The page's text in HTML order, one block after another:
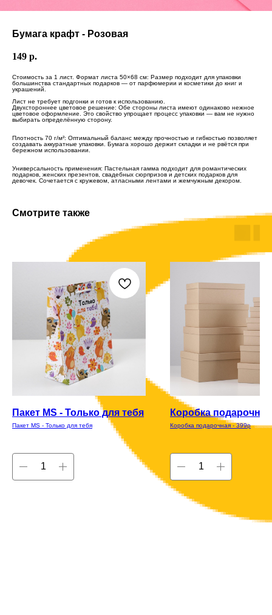
Бумага крафт - Розовая
149 р.
Стоимость за 1 лист. Формат листа 50×68 см: Размер подходит для упаковки
большинства стандартных подарков — от парфюмерии и косметики до книг и
украшений.
Лист не требует подгонки и готов к использованию.
Двухстороннее цветовое решение: Обе стороны листа имеют одинаково нежное
цветовое оформление. Это свойство упрощает процесс упаковки — вам не нужно
выбирать определённую сторону.
Плотность 70 г/м²: Оптимальный баланс между прочностью и гибкостью позволяет
создавать аккуратные упаковки. Бумага хорошо держит складки и не рвётся при
бережном использовании.
Универсальность применения: Пастельная гамма подходит для романтических
подарков, женских презентов, свадебных сюрпризов и детских подарков для
девочек. Сочетается с кружевом, атласными лентами и жемчужным декором.
Смотрите также
Пакет MS - Только для тебя
Пакет MS - Только для тебя
Коробка
Коробка подарочная - 399р